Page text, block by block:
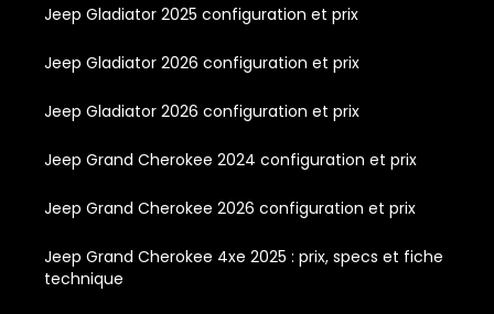
Jeep Gladiator 2025 configuration et prix
Jeep Gladiator 2026 configuration et prix
Jeep Gladiator 2026 configuration et prix
Jeep Grand Cherokee 2024 configuration et prix
Jeep Grand Cherokee 2026 configuration et prix
Jeep Grand Cherokee 4xe 2025 : prix, specs et fiche
technique